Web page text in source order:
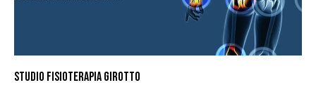
STUDIO FISIOTERAPIA GIROTTO